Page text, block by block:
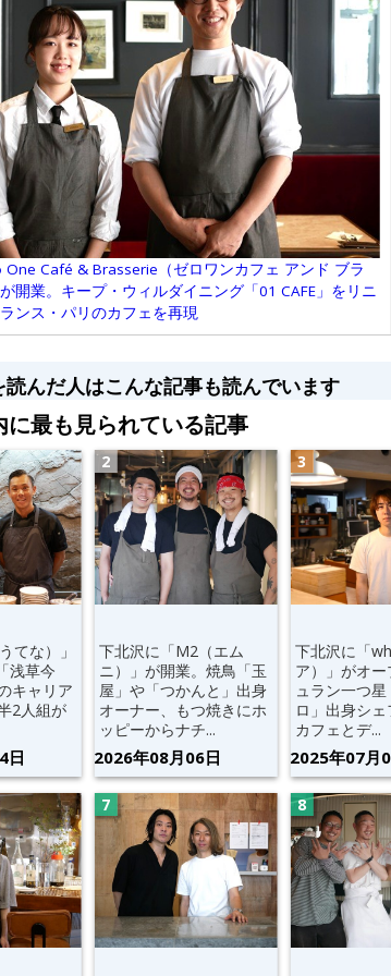
One Café & Brasserie（ゼロワンカフェ アンド ブラ
開業。キープ・ウィルダイニング「01 CAFE」をリニ
ンス・パリのカフェを再現
読んだ人はこんな記事も読んでいます
に最も見られている記事
てな）」
浅草今
キャリア
2人組が
日
下北沢に「M2（エム
ニ）」が開業。焼鳥「玉
屋」や「つかんと」出身
オーナー、もつ焼きにホ
ッピーからナチ...
2026年08月06日
下北沢に「
ア）」がオ
ュラン一つ
ロ」出身シェ
カフェとデ...
2025年07月